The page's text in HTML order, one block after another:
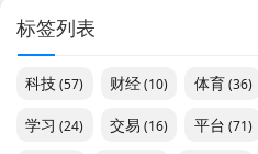
标签列表
科技(57) 财经(10) 体育(36)
学习 (24) 交易 (16) 平台 (71)